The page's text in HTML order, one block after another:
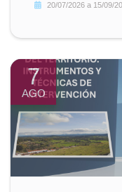
20/07/2026 a 15/09/
7
AGO